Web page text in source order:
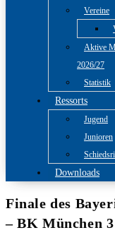
Vereine
Aktive
2026/27
Statistik
Ressorts
Jugend
Junioren
Downloads
Finale des
– BK München